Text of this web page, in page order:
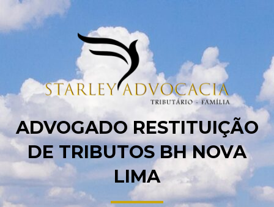
ADVOGADO RESTITUIÇÃO
DE TRIBUTOS BH NOVA
LIMA